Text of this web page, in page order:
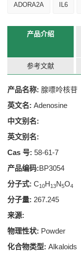
ADORA2A IL6
产品介绍
参考文献
产品名称: 腺嘌呤核苷
英文名: Adenosine
中文别名:
英文别名:
Cas 号: 58-61-7
产品编码:BP3054
分子式: C10H13N5O4
分子量: 267.245
来源:
物理性状: Powder
化合物类型: Alkaloids